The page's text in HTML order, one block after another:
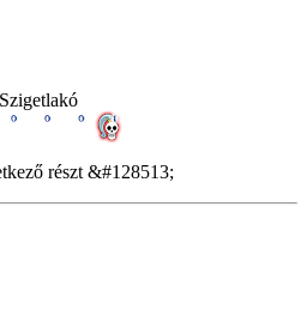
Szigetlakó
részt &#128513;